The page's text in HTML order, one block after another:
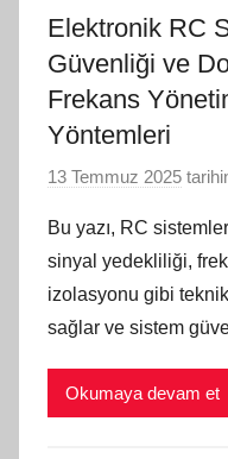
Elektronik RC
Güvenliği ve
Frekans
Yöntemleri
13 Temmuz 2025
Bu yazı, RC
sinyal yedekliliği,
izolasyonu gibi
sağlar ve sistem
Okumaya devam et